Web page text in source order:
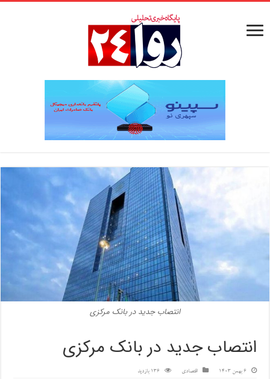
انتصاب جدید در بانک مرکزی
انتصاب جدید در بانک مرکزی
6 بهمن 1403 اقتصادی 136 بازدید